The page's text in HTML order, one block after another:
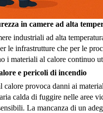
in camere ad alta
industriali ad alta
le infrastrutture che per le
i materiali al calore continuo
e pericoli di incendio
calore provoca danni ai
calda di fuggire nelle aree
La mancanza di un